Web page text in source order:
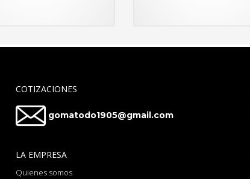
COTIZACIONES
gomatodo1905@gmail.com
LA EMPRESA
Quienes somos